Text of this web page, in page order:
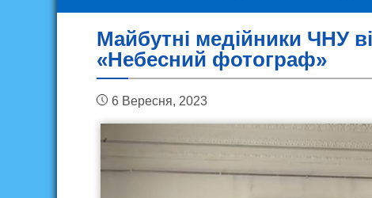
Майбутні медійники ЧНУ
«Небесний фотограф»
6 Вересня, 2023